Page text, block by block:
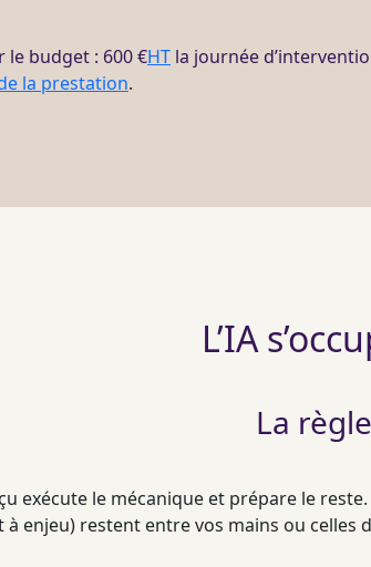
le budget : 600 €HT la journée
la prestation.
L’IA
La
exécute le mécanique et prépare le
à enjeu) restent entre vos mains ou celles